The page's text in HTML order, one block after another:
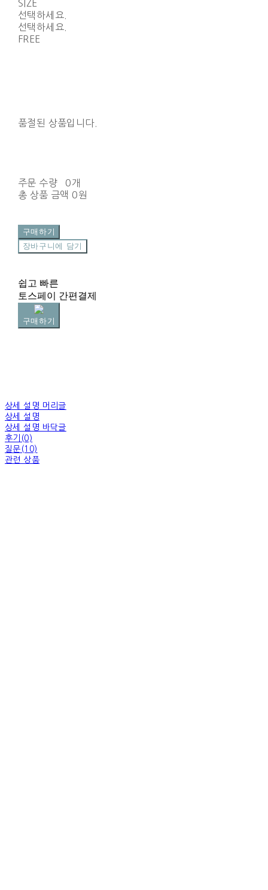
SIZE
선택하세요.
선택하세요.
FREE
품절된 상품입니다.
주문 수량
0개
총 상품 금액 0원
구매하기
장바구니에 담기
쉽고 빠른
토스페이 간편결제
구매하기
상세 설명 머리글
상세 설명
상세 설명 바닥글
후기(0)
질문(10)
관련 상품